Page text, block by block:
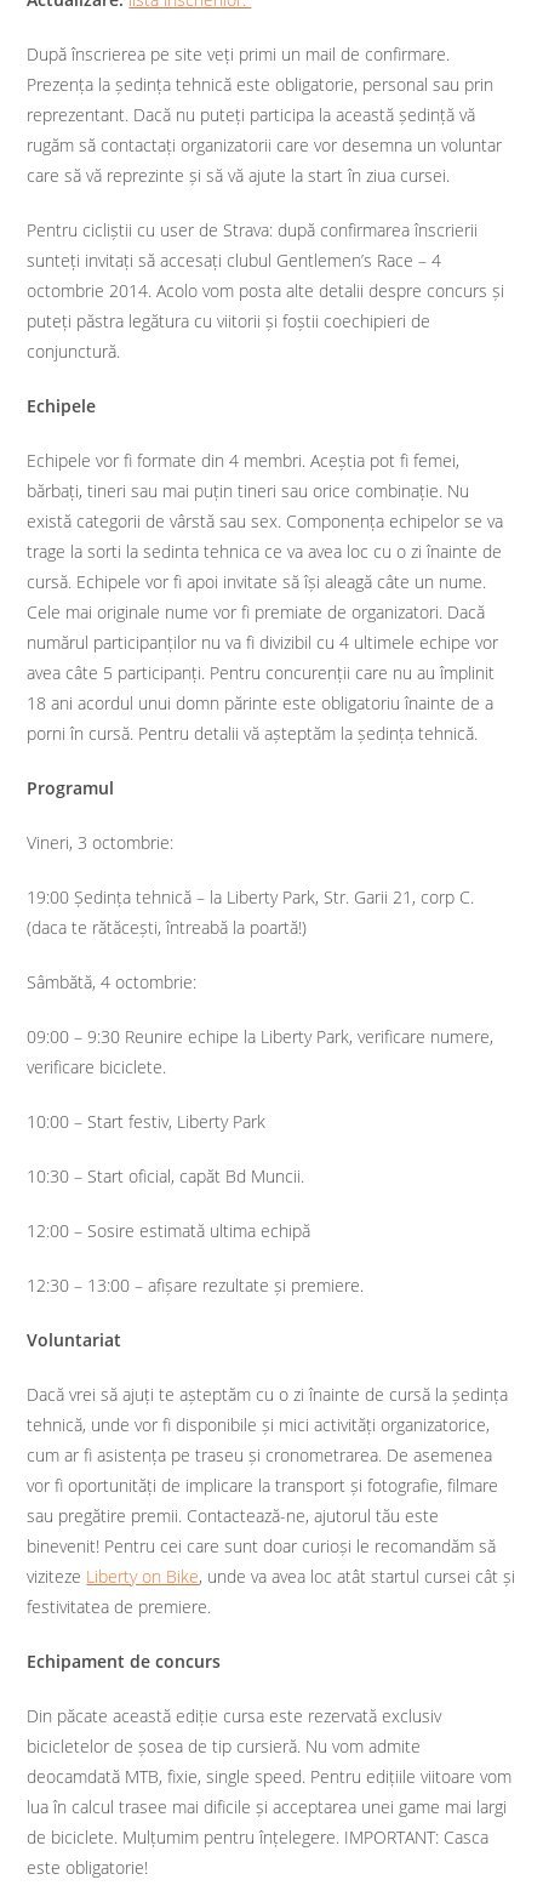
După înscrierea pe site veți primi un mail de confirmare.
Prezența la ședința tehnică este obligatorie, personal sau prin
reprezentant. Dacă nu puteți participa la această ședință vă
rugăm să contactați organizatorii care vor desemna un voluntar
care să vă reprezinte și să vă ajute la start în ziua cursei.
Pentru cicliștii cu user de Strava: după confirmarea înscrierii
sunteți invitați să accesați clubul Gentlemen’s Race – 4
octombrie 2014. Acolo vom posta alte detalii despre concurs și
puteți păstra legătura cu viitorii și foștii coechipieri de
conjunctură.
Echipele
Echipele vor fi formate din 4 membri. Aceștia pot fi femei,
bărbați, tineri sau mai puțin tineri sau orice combinație. Nu
există categorii de vârstă sau sex. Componența echipelor se va
trage la sorti la sedinta tehnica ce va avea loc cu o zi înainte de
cursă. Echipele vor fi apoi invitate să își aleagă câte un nume.
Cele mai originale nume vor fi premiate de organizatori. Dacă
numărul participanților nu va fi divizibil cu 4 ultimele echipe vor
avea câte 5 participanți. Pentru concurenții care nu au împlinit
18 ani acordul unui domn părinte este obligatoriu înainte de a
porni în cursă. Pentru detalii vă așteptăm la ședința tehnică.
Programul
Vineri, 3 octombrie:
19:00 Ședința tehnică – la Liberty Park, Str. Garii 21, corp C.
(daca te rătăcești, întreabă la poartă!)
Sâmbătă, 4 octombrie:
09:00 – 9:30 Reunire echipe la Liberty Park, verificare numere,
verificare biciclete.
10:00 – Start festiv, Liberty Park
10:30 – Start oficial, capăt Bd Muncii.
12:00 – Sosire estimată ultima echipă
12:30 – 13:00 – afișare rezultate și premiere.
Voluntariat
Dacă vrei să ajuți te așteptăm cu o zi înainte de cursă la ședința
tehnică, unde vor fi disponibile și mici activități organizatorice,
cum ar fi asistența pe traseu și cronometrarea. De asemenea
vor fi oportunități de implicare la transport și fotografie, filmare
sau pregătire premii. Contactează-ne, ajutorul tău este
binevenit! Pentru cei care sunt doar curioși le recomandăm să
viziteze Liberty on Bike, unde va avea loc atât startul cursei cât și
festivitatea de premiere.
Echipament de concurs
Din păcate această ediție cursa este rezervată exclusiv
bicicletelor de șosea de tip cursieră. Nu vom admite
deocamdată MTB, fixie, single speed. Pentru edițiile viitoare vom
lua în calcul trasee mai dificile și acceptarea unei game mai largi
de biciclete. Mulțumim pentru înțelegere. IMPORTANT: Casca
este obligatorie!